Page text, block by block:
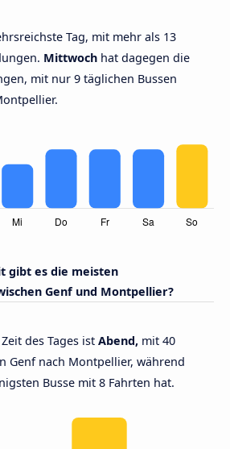
Tag, mit mehr als 13
Mittwoch hat dagegen die
mit nur 9 täglichen Bussen
gibt es die meisten
Genf und Montpellier?
des Tages ist Abend, mit 40
Genf nach Montpellier, während
Busse mit 8 Fahrten hat.